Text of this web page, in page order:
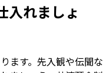
れましょ
ます。先入観や伝聞な